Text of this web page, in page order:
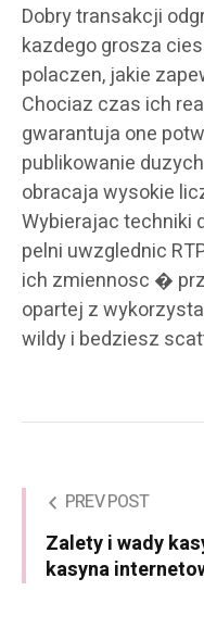
Dobry transakcji
kazdego grosza
polaczen, jakie
Chociaz czas ich
gwarantuja one
publikowanie
obracaja wysokie
Wybierajac techniki
pelni uwzglednic
ich zmiennosc �
opartej z
wildy i bedziesz
PREV POST
Zalety i wady
kasyna